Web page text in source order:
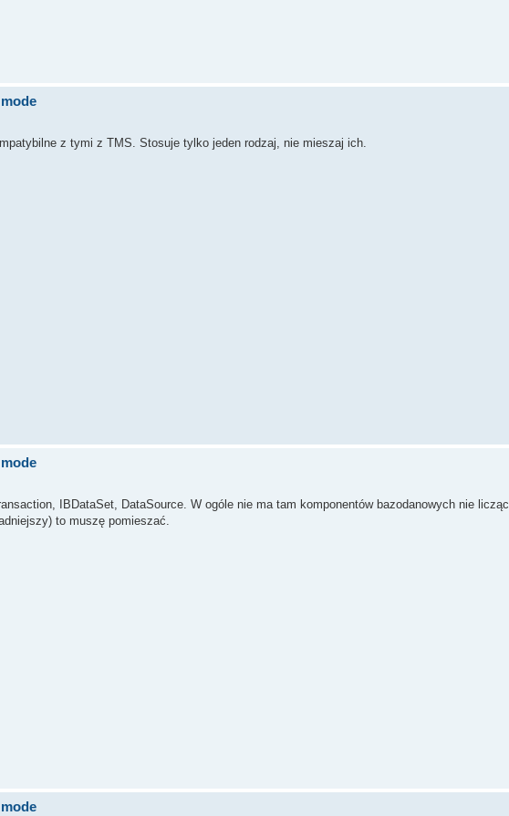
z tymi z TMS. Stosuje tylko jeden rodzaj, nie mieszaj ich.
IBDataSet, DataSource. W ogóle nie ma tam komponentów bazodanowych nie licząc
to muszę pomieszać.